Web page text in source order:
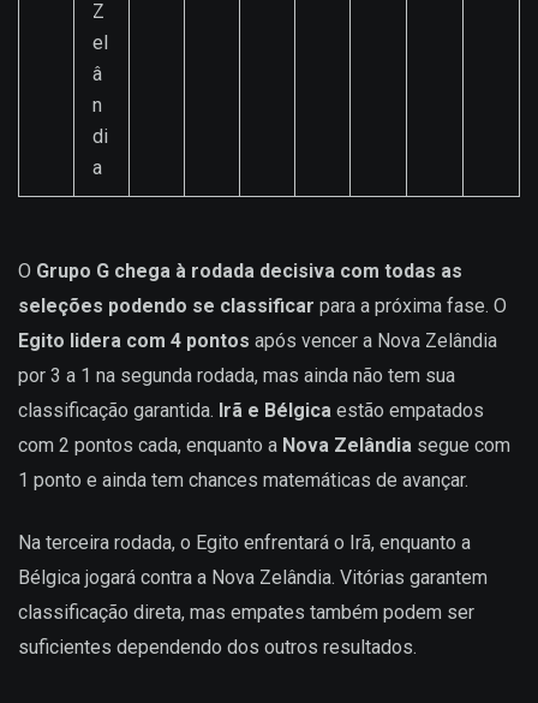
Z
el
â
n
di
a
O Grupo G chega à rodada decisiva com todas as
seleções podendo se classificar para a próxima fase. O
Egito lidera com 4 pontos após vencer a Nova Zelândia
por 3 a 1 na segunda rodada, mas ainda não tem sua
classificação garantida. Irã e Bélgica estão empatados
com 2 pontos cada, enquanto a Nova Zelândia segue com
1 ponto e ainda tem chances matemáticas de avançar.
Na terceira rodada, o Egito enfrentará o Irã, enquanto a
Bélgica jogará contra a Nova Zelândia. Vitórias garantem
classificação direta, mas empates também podem ser
suficientes dependendo dos outros resultados.